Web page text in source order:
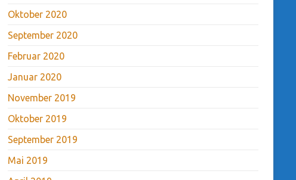
Oktober 2020
September 2020
Februar 2020
Januar 2020
November 2019
Oktober 2019
September 2019
Mai 2019